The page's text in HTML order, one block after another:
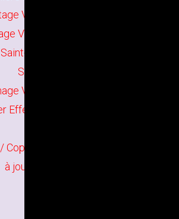
Vidéo à Saint-Brieuc
Vidéo à Saint-Brieuc
Brieuc
Saint-Brieuc
Vidéo à Saint-Brieuc
Effects à Saint-Brieuc
/ Copyright
à jour en juin 2026